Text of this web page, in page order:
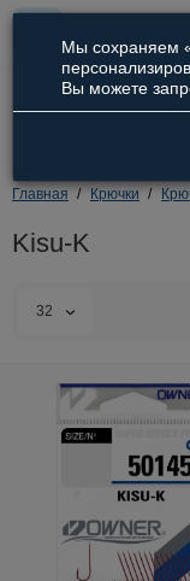
Главная Крючки
Kisu-K
32
Мы сохраняем
Вы можете